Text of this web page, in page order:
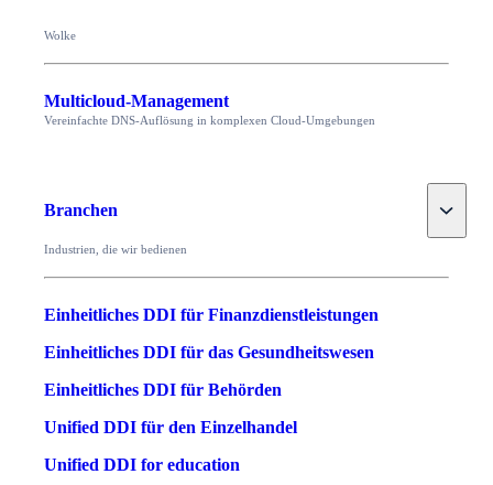
Wolke
Multicloud-Management
Vereinfachte DNS-Auflösung in komplexen Cloud-Umgebungen
Branchen Toggle
Industrien, die wir bedienen
Einheitliches DDI für Finanzdienstleistungen
Einheitliches DDI für das Gesundheitswesen
Einheitliches DDI für Behörden
Unified DDI für den Einzelhandel
Unified DDI for education